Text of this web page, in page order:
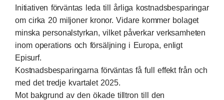
Initiativen förväntas leda till årliga kostnadsbesparingar
om cirka 20 miljoner kronor. Vidare kommer bolaget
minska personalstyrkan, vilket påverkar verksamheten
inom operations och försäljning i Europa, enligt
Episurf.
Kostnadsbesparingarna förväntas få full effekt från och
med det tredje kvartalet 2025.
Mot bakgrund av den ökade tilltron till den